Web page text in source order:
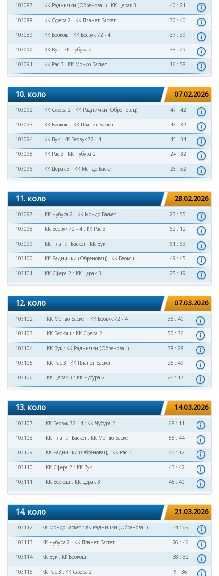
103087 КК Раднички (Обреновац) : КК Церак 3 40 : 21
103088 КК Сфера 2 : КК Планет Баскет 30 : 40
103089 КК Беокош : КК Беовук 72 - 4 37 : 39
103090 КК Вук : КК Чубура 2 38 : 29
103091 КК Рас 3 : КК Мондо Баскет 16 : 58
10. коло 07.02.2026
103092 КК Сфера 2 : КК Раднички (Обреновац) 47 : 42
103093 КК Беокош : КК Планет Баскет 43 : 32
103094 КК Вук : КК Беовук 72 - 4 45 : 34
103095 КК Рас 3 : КК Чубура 2 24 : 32
103096 КК Церак 3 : КК Мондо Баскет 25 : 52
11. коло 28.02.2026
103097 КК Чубура 2 : КК Мондо Баскет 23 : 55
103098 КК Беовук 72 - 4 : КК Рас 3 62 : 12
103099 КК Планет Баскет : КК Вук 61 : 63
103100 КК Раднички (Обреновац) : КК Беокош 49 : 45
103101 КК Сфера 2 : КК Церак 3 25 : 19
12. коло 07.03.2026
103102 КК Мондо Баскет : КК Беовук 72 - 4 35 : 40
103103 КК Беокош : КК Сфера 2 50 : 36
103104 КК Вук : КК Раднички (Обреновац) 38 : 28
103105 КК Рас 3 : КК Планет Баскет 25 : 49
103106 КК Церак 3 : КК Чубура 2 24 : 17
13. коло 14.03.2026
103107 КК Беовук 72 - 4 : КК Чубура 2 68 : 11
103108 КК Планет Баскет : КК Мондо Баскет 55 : 44
103109 КК Раднички (Обреновац) : КК Рас 3 55 : 12
103110 КК Сфера 2 : КК Вук 43 : 42
103111 КК Беокош : КК Церак 3 45 : 40
14. коло 21.03.2026
103112 КК Мондо Баскет : КК Раднички (Обреновац) 34 : 69
103113 КК Чубура 2 : КК Планет Баскет 26 : 46
103114 КК Вук : КК Беокош 38 : 32
103115 КК Рас 3 : КК Сфера 2 9 : 36